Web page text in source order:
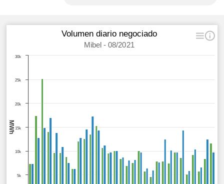
MWh
Volumen diario negociado
Mibel - 08/2021
5k
10k
15k
20k
25k
30k